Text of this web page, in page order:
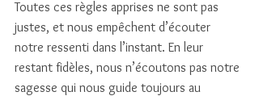
Toutes ces règles apprises ne sont pas
justes, et nous empêchent d’écouter
notre ressenti dans l’instant. En leur
restant fidèles, nous n’écoutons pas notre
sagesse qui nous guide toujours au